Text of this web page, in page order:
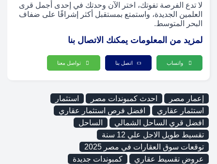
لا تدع الفرصة تفوتك، اختر الآن وحدتك في إحدى أجمل قرى
العلمين الجديدة، واستمتع بمستقبل أكثر إشراقًا على ضفاف
البحر المتوسط.
لمزيد من المعلومات يمكنك الاتصال بنا
واتساب اتصل بنا تواصل معنا
إعمار مصر احدث كمبوندات مصر
استثمار
استثمار عقاري
افضل فرص استثمار عقاري
افضل قري الساحل الشمالي
الساحل
تقسيط طويل الاجل علي 12 سنة
توقعات سوق العقارات في مصر 2025
عروض تقسيط عقاري
كمبوندات جديدة